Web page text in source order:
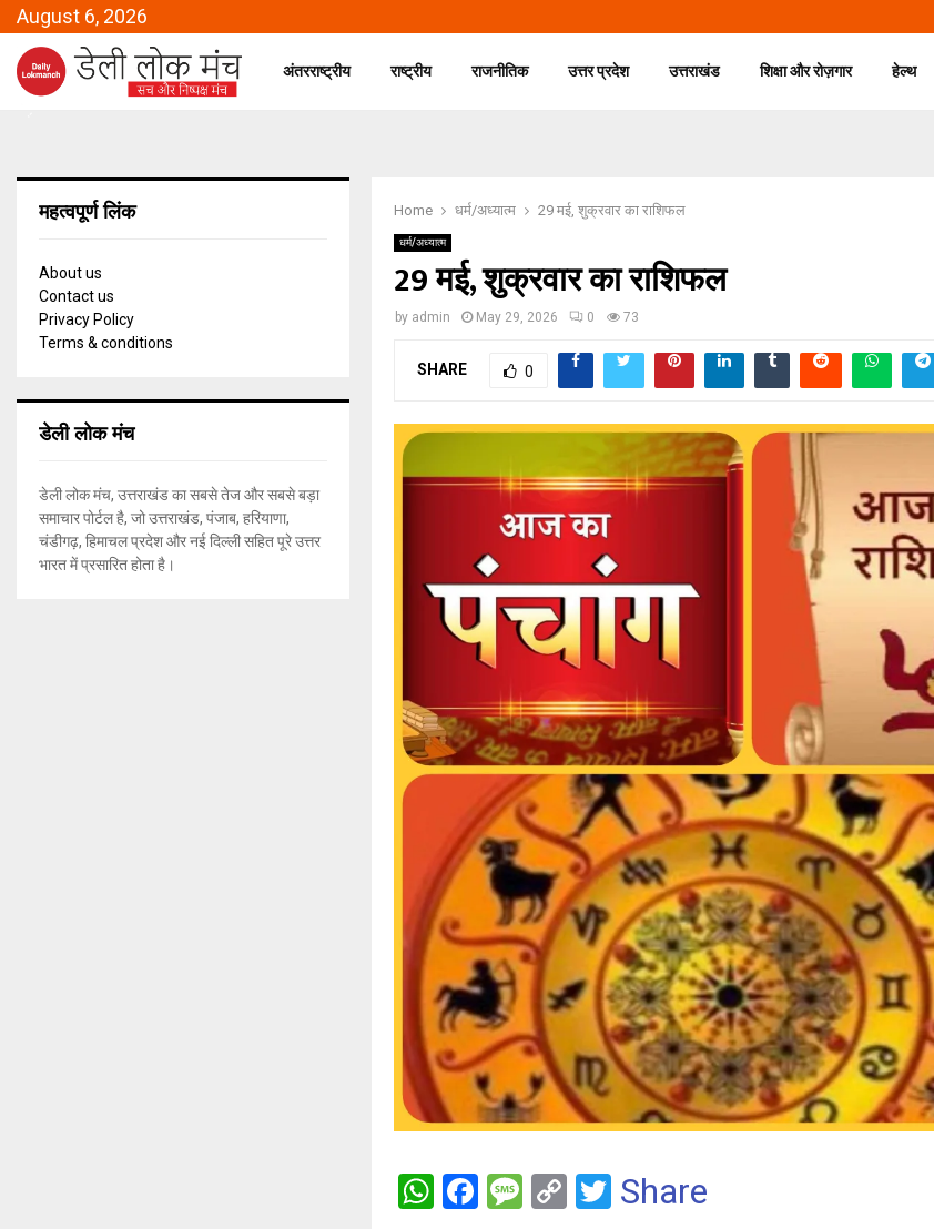
August 6, 2026
अंतरराष्ट्रीय राष्ट्रीय राजनीतिक उत्तर प्रदेश उत्तराखंड शिक्षा और रोज़गार हेल्थ
Home धर्म/अध्यात्म 29 मई, शुक्रवार का राशिफल
धर्म/अध्यात्म
29 मई, शुक्रवार का राशिफल
by admin May 29, 2026 0 73
SHARE 0
W
F
M
C
T
Share
महत्वपूर्ण लिंक
About us
Contact us
Privacy Policy
Terms & conditions
डेली लोक मंच
डेली लोक मंच, उत्तराखंड का सबसे तेज और सबसे बड़ा
समाचार पोर्टल है, जो उत्तराखंड, पंजाब, हरियाणा,
चंडीगढ़, हिमाचल प्रदेश और नई दिल्ली सहित पूरे उत्तर
भारत में प्रसारित होता है।